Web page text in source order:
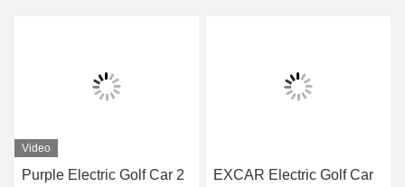
Video
Purple Electric Golf Car 2
EXCAR Electric Golf Car